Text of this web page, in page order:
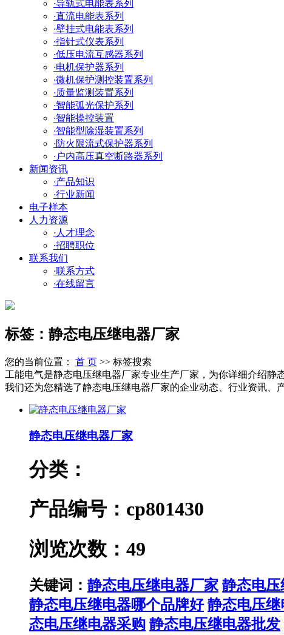
·导轨式电能表系列
·直流电能表系列
·壁挂式电能表系列
·指针式仪表系列
·低压电流互感器系列
·电机保护器系列
·微机保护测控装置系列
·质量监测装置系列
·智能弧光保护系列
·智能操控装置
·智能型除湿装置系列
·防火限流式保护器系列
· 户内高压真空断路器系列
新闻资讯
·产品知识
·行业新闻
电子样本
人力资源
· 人才理念
·招聘职位
联系我们
·联系方式
·在线留言
标签：静态电压继电器厂家
您的当前位置： 首 页 >> 标签搜索
工能电气是静态电压继电器厂家专业生产厂家，为你详细介绍
我们还为您精选了静态电压继电器厂家的企业动态、行业资讯、
静态电压继电器厂家
分类：
产品编号：cp801430
浏览次数：49
关键词： 静态电压继电器厂家 静态电
静态电压继电器哪个品牌好 静态电压
态电压继电器采购 静态电压继电器批发